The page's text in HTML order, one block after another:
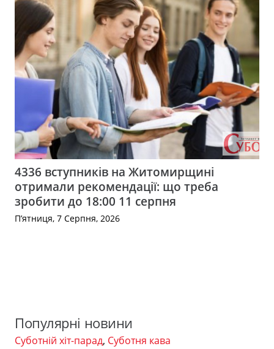
4336 вступників на Житомирщині
отримали рекомендації: що треба
зробити до 18:00 11 серпня
П’ятниця, 7 Серпня, 2026
Популярні новини
Суботній хіт-парад, Суботня кава